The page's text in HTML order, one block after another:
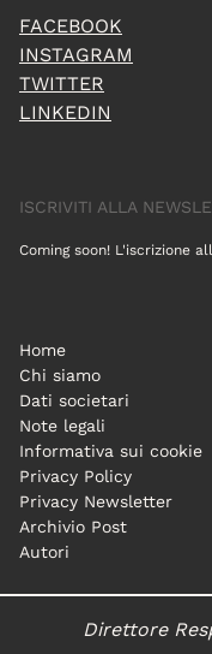
FACEBOOK
INSTAGRAM
TWITTER
LINKEDIN
ISCRIVITI ALLA
Coming soon! L'iscrizione
Home
Chi siamo
Dati societari
Note legali
Informativa sui cookie
Privacy Policy
Privacy Newsletter
Archivio Post
Autori
Direttore